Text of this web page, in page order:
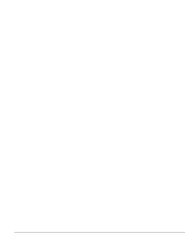
reméld, hogy